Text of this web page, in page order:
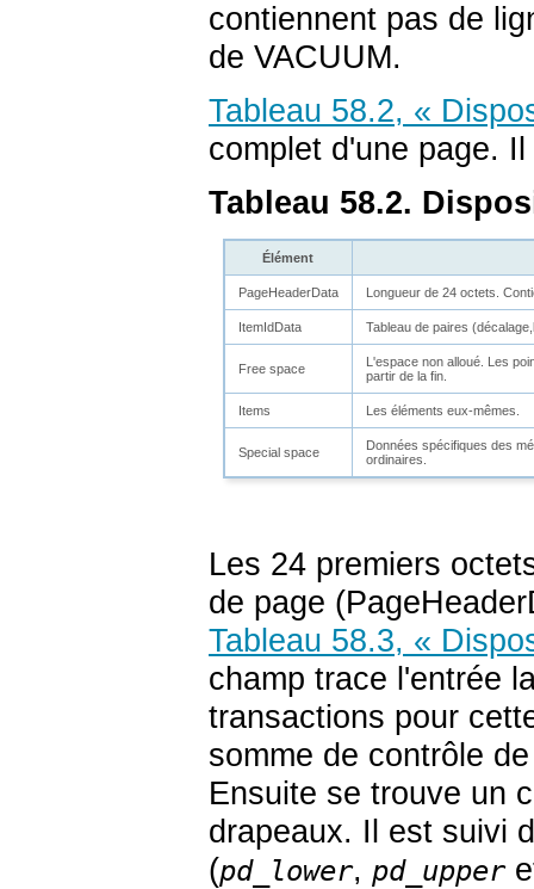
contiennent pas de
de VACUUM.
Tableau 58.2, «
complet d'une page.
Tableau 58.2.
Élément
PageHeaderData Longueur de 24 octets.
ItemIdData Tableau de paires
Free space
L'espace non alloué. Les
partir de la fin.
Items Les éléments eux-mêmes.
Special space
Données spécifiques des
ordinaires.
Les 24 premiers
de page (
Tableau 58.3, «
champ trace l'entrée
transactions pour
somme de contrôle
Ensuite se trouve un
drapeaux. Il est suivi
(pd_lower, pd_upper